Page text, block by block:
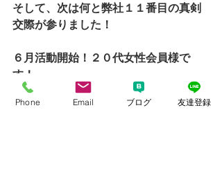
そして、次は何と弊社１１番目の真剣
交際が参りました！
６月活動開始！２０代女性会員様で
す！
Phone Email ブログ 友達登録